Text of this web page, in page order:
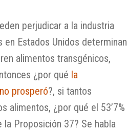
perjudicar a la industria
en Estados Unidos determinan
alimentos transgénicos,
¿por qué la
prosperó?, si tantos
alimentos, ¿por qué el 53’7%
Proposición 37? Se habla